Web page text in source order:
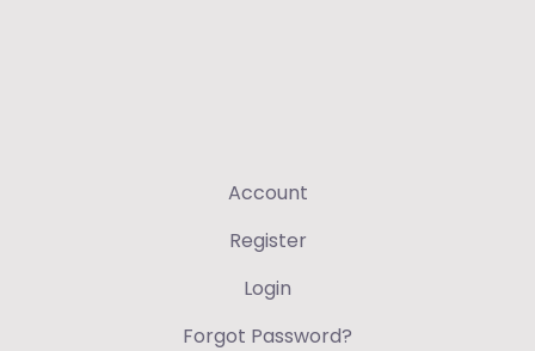
Account
Register
Login
Forgot Password?